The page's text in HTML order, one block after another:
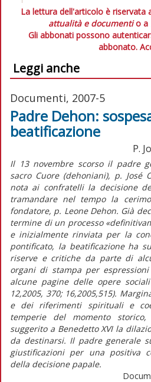
La lettura dell'articolo è riservata
attualità e documentio a
Gli abbonati possono
abbonato.
Leggi anche
Documenti, 2007-5
Padre Dehon:
beatificazione
P.
Il 13 novembre scorso il padre
sacro Cuore (dehoniani), p. José
nota ai confratelli la decisione
tramandare nel tempo la
fondatore, p. Leone Dehon. Già
termine di un processo
e inizialmente rinviata per la
pontificato, la beatificazione ha
riserve e critiche da parte di
organi di stampa per
alcune pagine delle opere
12,2005, 370; 16,2005,515).
e dei riferimenti spirituali e
temperie del momento
suggerito a Benedetto XVI la
da destinarsi. Il padre generale
giustificazioni per una positiva
della decisione papale.